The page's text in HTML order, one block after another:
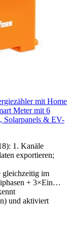
mit Home
Meter mit 6
Solarpanels & EV-
1. Kanäle
exportieren;
gleichzeitig im
+ 3×Ein…
und aktiviert